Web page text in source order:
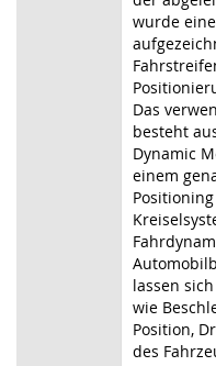
wurde
Das
besteht
Dynamic
einem
lassen
wie
Position,
des